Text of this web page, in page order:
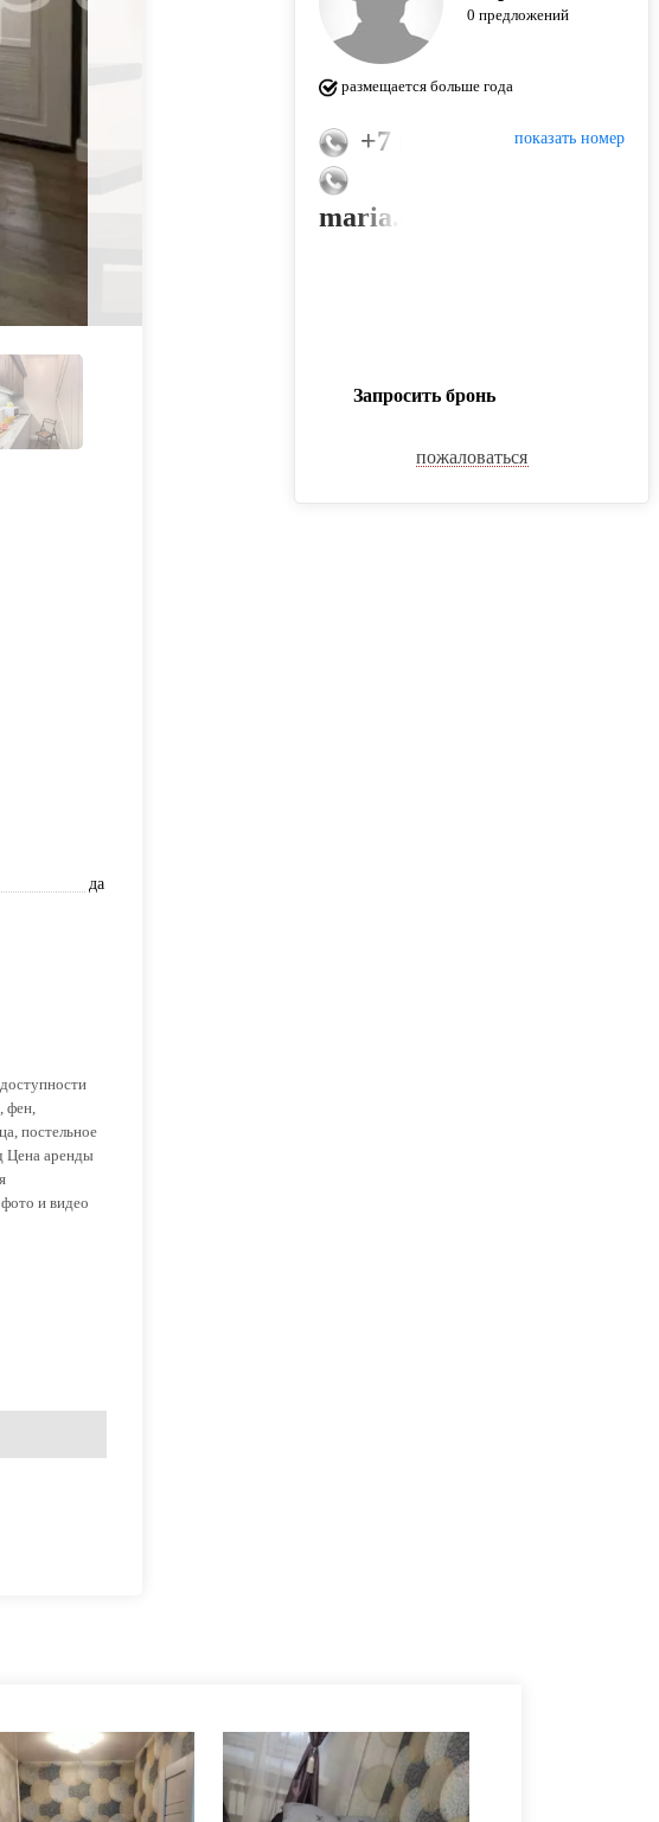
да
фен,
постельное
Цена аренды
и видео
0 предложений
размещается больше года
показать номер
+7 (926) 767-95-47
Запросить бронь
пожаловаться